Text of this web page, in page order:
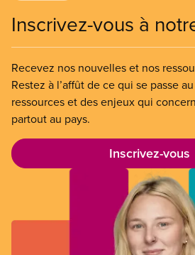
Inscrivez-vous à
Recevez nos nouvelles et nos
Restez à l’affût de ce qui se passe
ressources et des enjeux qui
partout au pays.
Inscrivez-vous